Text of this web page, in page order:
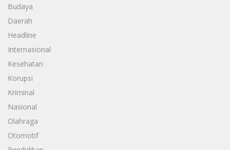
Budaya
Daerah
Headline
Internasional
Kesehatan
Korupsi
Kriminal
Nasional
Olahraga
Otomotif